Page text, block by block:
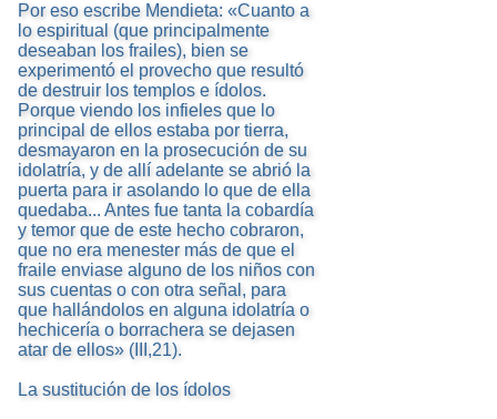
Por eso escribe Mendieta: «Cuanto a
lo espiritual (que principalmente
deseaban los frailes), bien se
experimentó el provecho que resultó
de destruir los templos e ídolos.
Porque viendo los infieles que lo
principal de ellos estaba por tierra,
desmayaron en la prosecución de su
idolatría, y de allí adelante se abrió la
puerta para ir asolando lo que de ella
quedaba... Antes fue tanta la cobardía
y temor que de este hecho cobraron,
que no era menester más de que el
fraile enviase alguno de los niños con
sus cuentas o con otra señal, para
que hallándolos en alguna idolatría o
hechicería o borrachera se dejasen
atar de ellos» (III,21).
La sustitución de los ídolos